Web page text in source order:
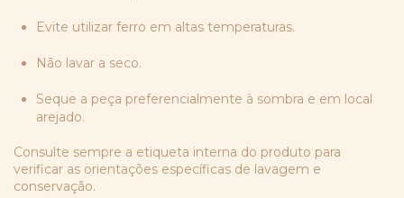
Evite utilizar ferro em altas temperaturas.
Não lavar a seco.
Seque a peça preferencialmente à sombra e em local
arejado.
Consulte sempre a etiqueta interna do produto para
verificar as orientações específicas de lavagem e
conservação.